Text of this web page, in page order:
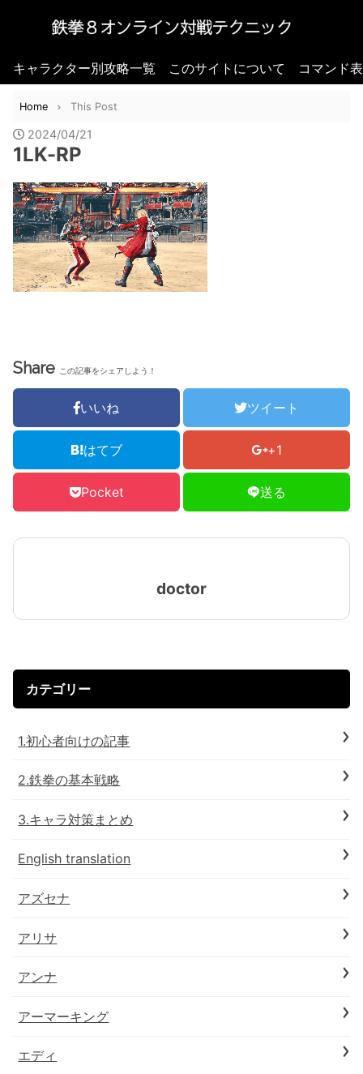
キャラクター別攻略一覧 このサイトについて コマンド
Home This Post
2024/04/21
1LK-RP
Share この記事をシェアしよう！
いいね ツイート
はてブ +1
Pocket 送る
doctor
カテゴリー
1.初心者向けの記事
2.鉄拳の基本戦略
3.キャラ対策まとめ
English translation
アズセナ
アリサ
アンナ
アーマーキング
エディ